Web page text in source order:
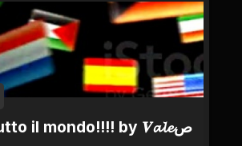
guys di tutto il mondo!!!! by 𝑽𝓪𝓵𝓮ص